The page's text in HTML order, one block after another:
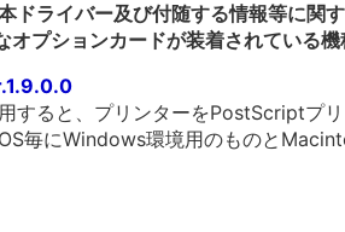
ドライバー及び付随する情報等に関
オプションカードが装着されている
すると、プリンターをPostScriptプ
毎にWindows環境用のものと